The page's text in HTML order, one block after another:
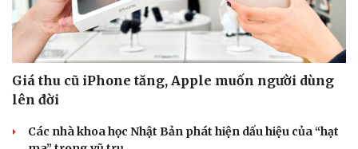
Văn học
Âm nhạc
Di sản
Thời trang
Sao Việt
Giá thu cũ iPhone tăng, Apple muốn người dùng
lên đời
Các nhà khoa học Nhật Bản phát hiện dấu hiệu của “hạt